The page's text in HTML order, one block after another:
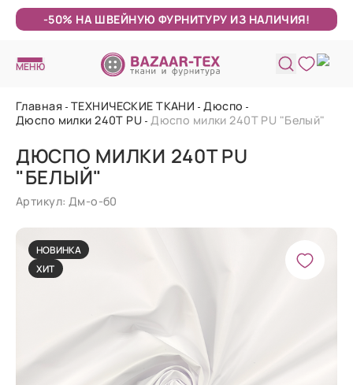
-50% НА ШВЕЙНУЮ ФУРНИТУРУ ИЗ НАЛИЧИЯ!
МЕНЮ
Главная ТЕХНИЧЕСКИЕ ТКАНИ
Дюспо
Дюспо милки 240Т PU Дюспо милки 240T PU "Белый"
ДЮСПО МИЛКИ 240T PU
"БЕЛЫЙ"
Артикул: Дм-о-б0
НОВИНКА
ХИТ